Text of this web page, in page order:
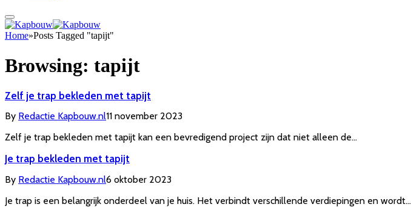
Home»Posts Tagged "tapijt"
Browsing: tapijt
Zelf je trap bekleden met tapijt
By Redactie Kapbouw.nl11 november 2023
Zelf je trap bekleden met tapijt kan een bevredigend project zijn dat niet alleen de…
Je trap bekleden met tapijt
By Redactie Kapbouw.nl6 oktober 2023
Je trap is een belangrijk onderdeel van je huis. Het verbindt verschillende verdiepingen en wordt…